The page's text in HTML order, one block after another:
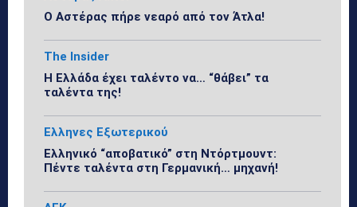
Ο Αστέρας πήρε νεαρό από τον Άτλα!
The Insider
Η Ελλάδα έχει ταλέντο να… “θάβει” τα
ταλέντα της!
Ελληνες Εξωτερικού
Ελληνικό “αποβατικό” στη Ντόρτμουντ:
Πέντε ταλέντα στη Γερμανική… μηχανή!